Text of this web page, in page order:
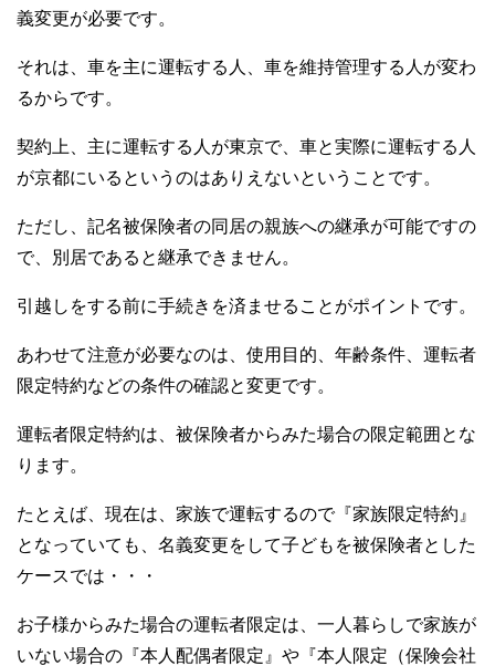
義変更が必要です。
それは、車を主に運転する人、車を維持管理する人が変わ
るからです。
契約上、主に運転する人が東京で、車と実際に運転する人
が京都にいるというのはありえないということです。
ただし、記名被保険者の同居の親族への継承が可能ですの
で、別居であると継承できません。
引越しをする前に手続きを済ませることがポイントです。
あわせて注意が必要なのは、使用目的、年齢条件、運転者
限定特約などの条件の確認と変更です。
運転者限定特約は、被保険者からみた場合の限定範囲とな
ります。
たとえば、現在は、家族で運転するので『家族限定特約』
となっていても、名義変更をして子どもを被保険者とした
ケースでは・・・
お子様からみた場合の運転者限定は、一人暮らしで家族が
いない場合の『本人配偶者限定』や『本人限定（保険会社